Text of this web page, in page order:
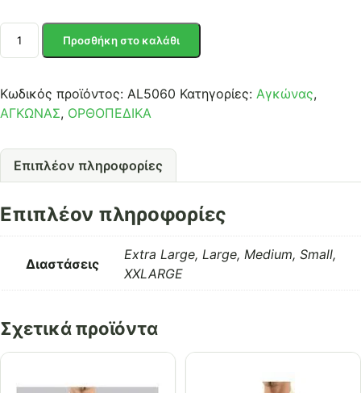
ΕΠΙΑΓΚΩΝΙΔΑ
ποσότητα
Προσθήκη στο καλάθι
Κωδικός προϊόντος: AL5060 Κατηγορίες: Αγκώνας,
ΑΓΚΩΝΑΣ, ΟΡΘΟΠΕΔΙΚΑ
Επιπλέον πληροφορίες
Επιπλέον πληροφορίες
Διαστάσεις
Extra Large, Large, Medium, Small,
XXLARGE
Σχετικά προϊόντα